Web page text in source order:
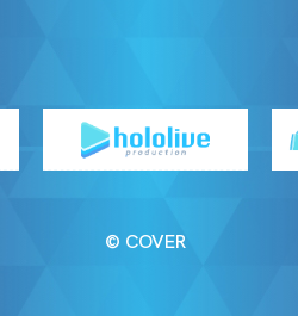
© COVER